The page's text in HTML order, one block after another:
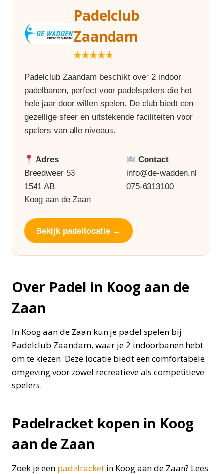
Padelclub
Zaandam
★★★★★
Padelclub Zaandam beschikt over 2 indoor
padelbanen, perfect voor padelspelers die het
hele jaar door willen spelen. De club biedt een
gezellige sfeer en uitstekende faciliteiten voor
spelers van alle niveaus.
Adres
Breedweer 53
1541 AB
Koog aan de Zaan
Contact
info@de-wadden.nl
075-6313100
Bekijk padellocatie →
Over Padel in Koog aan de
Zaan
In Koog aan de Zaan kun je padel spelen bij
Padelclub Zaandam, waar je 2 indoorbanen hebt
om te kiezen. Deze locatie biedt een comfortabele
omgeving voor zowel recreatieve als competitieve
spelers.
Padelracket kopen in Koog
aan de Zaan
Zoek je een padelracket in Koog aan de Zaan? Lees